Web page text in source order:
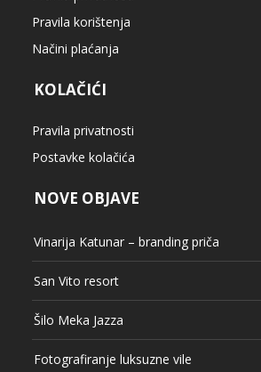
Pravila korištenja
Načini plaćanja
KOLAČIĆI
Pravila privatnosti
Postavke kolačića
NOVE OBJAVE
Vinarija Katunar – branding priča
San Vito resort
Šilo Meka Jazza
Fotografiranje luksuzne vile